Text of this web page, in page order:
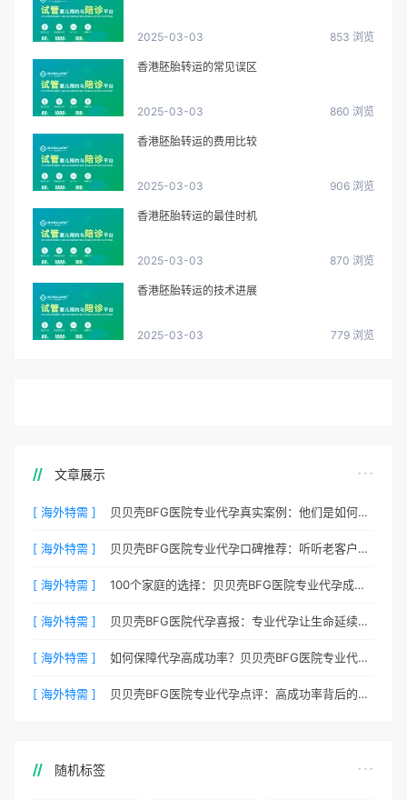
2025-03-03 853 浏览
香港胚胎转运的常见误区
2025-03-03 860 浏览
香港胚胎转运的费用比较
2025-03-03 906 浏览
香港胚胎转运的最佳时机
2025-03-03 870 浏览
香港胚胎转运的技术进展
2025-03-03 779 浏览
文章展示
[ 海外特需 ] 贝贝壳BFG医院专业代孕真实案例：他们是如何在这里圆梦的
[ 海外特需 ] 贝贝壳BFG医院专业代孕口碑推荐：听听老客户的真实评价
[ 海外特需 ] 100个家庭的选择：贝贝壳BFG医院专业代孕成功案例分享
[ 海外特需 ] 贝贝壳BFG医院代孕喜报：专业代孕让生命延续更简单
[ 海外特需 ] 如何保障代孕高成功率？贝贝壳BFG医院专业代孕方案解析
[ 海外特需 ] 贝贝壳BFG医院专业代孕点评：高成功率背后的医疗神话
随机标签